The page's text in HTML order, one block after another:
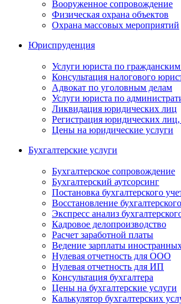
Вооруженное сопровождение
Физическая охрана объектов
Охрана массовых мероприятий
Юриспруденция
Услуги юриста по
Консультация налогового
Адвокат по уголовным делам
Услуги юриста по
Ликвидация юридических лиц
Регистрация юридических
Цены на юридические услуги
Бухгалтерские услуги
Бухгалтерское сопровождение
Бухгалтерский аутсорсинг
Постановка бухгалтерского
Восстановление
Экспресс анализ
Кадровое делопроизводство
Расчет заработной платы
Ведение зарплаты
Нулевая отчетность для ООО
Нулевая отчетность для ИП
Консультация бухгалтера
Цены на бухгалтерские услуги
Калькулятор бухгалтерских